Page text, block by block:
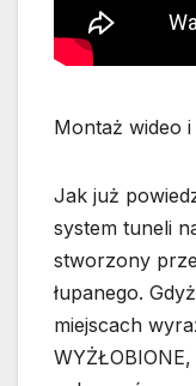
Montaż wideo
Jak już
system tuneli
stworzony
łupanego.
miejscach